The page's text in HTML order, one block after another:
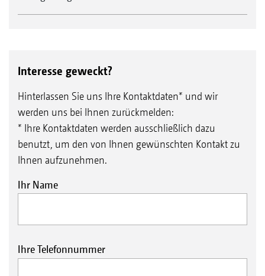
Interesse geweckt?
Hinterlassen Sie uns Ihre Kontaktdaten* und wir
werden uns bei Ihnen zurückmelden:
* Ihre Kontaktdaten werden ausschließlich dazu
benutzt, um den von Ihnen gewünschten Kontakt zu
Ihnen aufzunehmen.
Ihr Name
Ihre Telefonnummer